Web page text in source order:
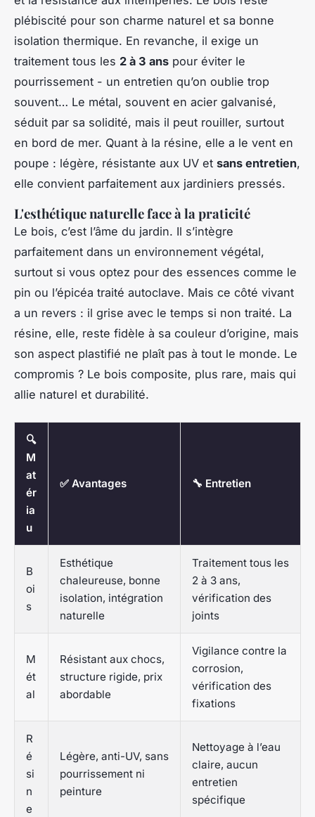
plébiscité pour son charme naturel et sa bonne
isolation thermique. En revanche, il exige un
traitement tous les 2 à 3 ans pour éviter le
pourrissement - un entretien qu’on oublie trop
souvent… Le métal, souvent en acier galvanisé,
séduit par sa solidité, mais il peut rouiller, surtout
en bord de mer. Quant à la résine, elle a le vent en
poupe : légère, résistante aux UV et sans entretien,
elle convient parfaitement aux jardiniers pressés.
L'esthétique naturelle face à la praticité
Le bois, c’est l’âme du jardin. Il s’intègre
parfaitement dans un environnement végétal,
surtout si vous optez pour des essences comme le
pin ou l’épicéa traité autoclave. Mais ce côté vivant
a un revers : il grise avec le temps si non traité. La
résine, elle, reste fidèle à sa couleur d’origine, mais
son aspect plastifié ne plaît pas à tout le monde. Le
compromis ? Le bois composite, plus rare, mais qui
allie naturel et durabilité.
🔍
M
at
ér
ia
u
✅ Avantages 🔧 Entretien
B
oi
s
Esthétique
chaleureuse, bonne
isolation, intégration
naturelle
Traitement tous les
2 à 3 ans,
vérification des
joints
M
ét
al
Résistant aux chocs,
structure rigide, prix
abordable
Vigilance contre la
corrosion,
vérification des
fixations
R
é
si
n
e
Légère, anti-UV, sans
pourrissement ni
peinture
Nettoyage à l’eau
claire, aucun
entretien
spécifique